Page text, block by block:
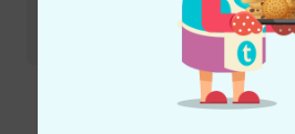
Meilleur prix sur
Envoi gratuit à partir